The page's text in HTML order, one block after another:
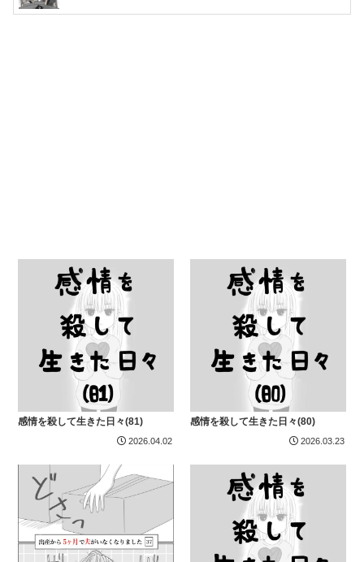
感情を殺して生きた日々(81)
2026.04.02
感情を殺して生きた日々(80)
2026.03.23